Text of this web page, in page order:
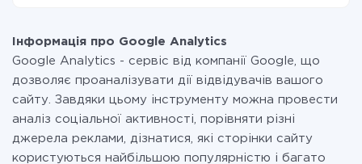
при необхідності. Детальніше про
Інформація про Google Analytics
Google Analytics - сервіс від компанії Google, що
дозволяє проаналізувати дії відвідувачів вашого
сайту. Завдяки цьому інструменту можна провести
аналіз соціальної активності, порівняти різні
джерела реклами, дізнатися, які сторінки сайту
користуються найбільшою популярністю і багато